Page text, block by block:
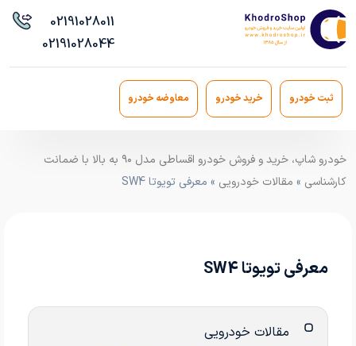
02191028011
02191028044
ثبت خودرو خرید خودرو معاوضه خودرو
خودرو شاپ، خرید و فروش خودرو اقساطی مدل ۹۰ به بالا با ضمانت
کارشناسی » مقالات خودرویی » معرفی تویوتا SW4
معرفی تویوتا SW4
مقالات خودرویی